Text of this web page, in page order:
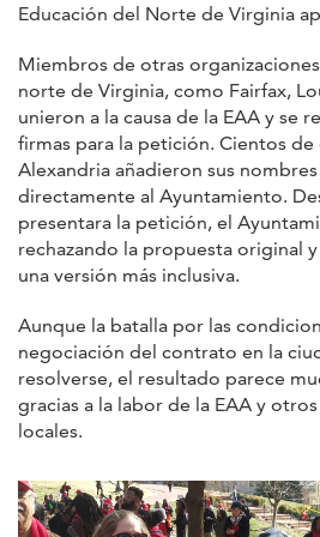
Educación del Norte de Virginia
Miembros de otras
norte de Virginia, como Fairfax,
unieron a la causa de la EAA y se
firmas para la petición. Cientos
Alexandria añadieron sus
directamente al Ayuntamiento.
presentara la petición, el
rechazando la propuesta original
una versión más inclusiva.
Aunque la batalla por las
negociación del contrato en la
resolverse, el resultado parece
gracias a la labor de la EAA y
locales.